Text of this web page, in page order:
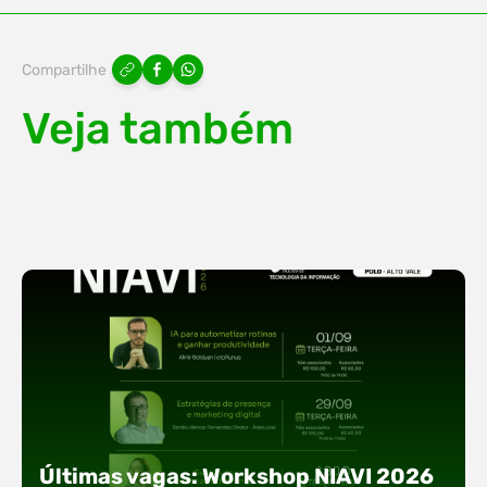
Compartilhe
Veja também
Últimas vagas: Workshop NIAVI 2026